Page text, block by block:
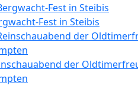
Fest in Steibis
der